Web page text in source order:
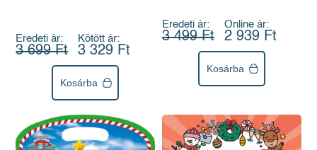
Eredeti ár:
3 699 Ft
Kötött ár:
3 329 Ft
Kosárba
Eredeti ár:
3 499 Ft
Online ár:
2 939 Ft
Kosárba